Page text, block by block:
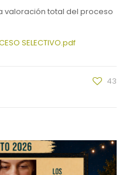
valoración total del proceso
SELECTIVO.pdf
43